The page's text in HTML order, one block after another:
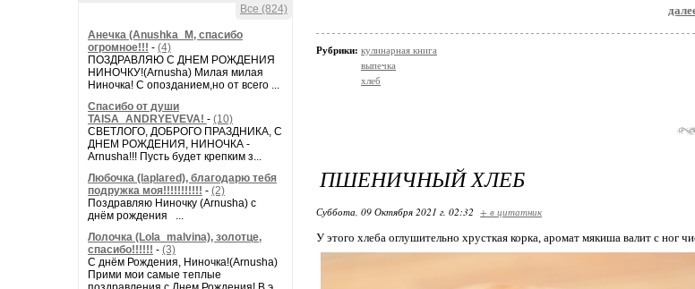
Все (824)
Анечка (Anushka_M, спасибо
огромное!!! - (4)
ПОЗДРАВЛЯЮ С ДНЕМ РОЖДЕНИЯ
НИНОЧКУ!(Arnusha) Милая милая
Ниночка! С опозданием,но от всего ...
Спасибо от души
TAISA_ANDRYEVEVA! - (10)
СВЕТЛОГО, ДОБРОГО ПРАЗДНИКА, С
ДНЕМ РОЖДЕНИЯ, НИНОЧКА -
Arnusha!!! Пусть будет крепким з...
Любочка (laplared), благодарю тебя
подружка моя!!!!!!!!!!! - (2)
Поздравляю Ниночку (Arnusha) с
днём рождения ...
Лолочка (Lola_malvina), золотце,
спасибо!!!!!! - (3)
С днём Рождения, Ниночка!(Аrnusha)
Прими мои самые теплые
Рубрики: кулинарная книга
выпечка
хлеб
ПШЕНИЧНЫЙ ХЛЕБ
Суббота, 09 Октября 2021 г. 02:32 + в цитатник
У этого хлеба оглушительно хрусткая корка, аромат мякиша валит с